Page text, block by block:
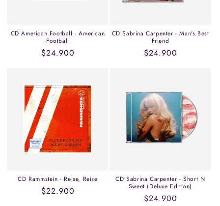
CD American Football - American
Football
Precio
$24.900
CD Sabrina Carpenter - Man's Best
Friend
Precio
$24.900
CD Rammstein - Reise, Reise
Precio
$22.900
CD Sabrina Carpenter - Short N
Sweet (Deluxe Edition)
Precio
$24.900